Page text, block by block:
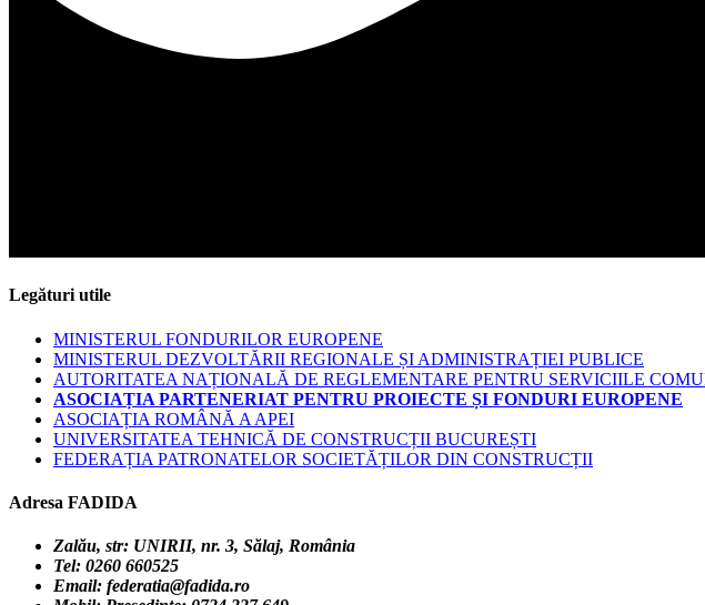
Legături utile
MINISTERUL FONDURILOR EUROPENE
MINISTERUL DEZVOLTĂRII REGIONALE ȘI ADMINISTRAȚIEI PUBLICE
AUTORITATEA NAȚIONALĂ DE REGLEMENTARE PENTRU SERVICIILE
ASOCIAȚIA PARTENERIAT PENTRU PROIECTE ȘI FONDURI EUROPENE
ASOCIAȚIA ROMÂNĂ A APEI
UNIVERSITATEA TEHNICĂ DE CONSTRUCȚII BUCUREȘTI
FEDERAȚIA PATRONATELOR SOCIETĂȚILOR DIN CONSTRUCȚII
Adresa FADIDA
Zalău, str: UNIRII, nr. 3, Sălaj, România
Tel: 0260 660525
Email: federatia@fadida.ro